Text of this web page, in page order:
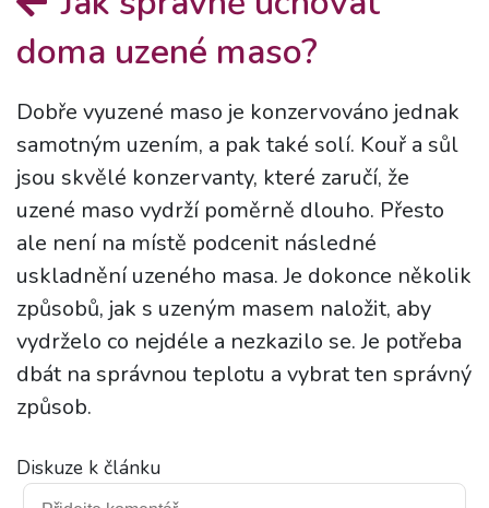
doma uzené maso?
Dobře vyuzené maso je konzervováno jednak
samotným uzením, a pak také solí. Kouř a sůl
jsou skvělé konzervanty, které zaručí, že
uzené maso vydrží poměrně dlouho. Přesto
ale není na místě podcenit následné
uskladnění uzeného masa. Je dokonce několik
způsobů, jak s uzeným masem naložit, aby
vydrželo co nejdéle a nezkazilo se. Je potřeba
dbát na správnou teplotu a vybrat ten správný
způsob.
Diskuze k článku